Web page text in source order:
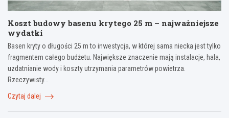
Koszt budowy basenu krytego 25 m – najważniejsze
wydatki
Basen kryty o długości 25 m to inwestycja, w której sama niecka jest tylko
fragmentem całego budżetu. Największe znaczenie mają instalacje, hala,
uzdatnianie wody i koszty utrzymania parametrów powietrza.
Rzeczywisty…
Czytaj dalej